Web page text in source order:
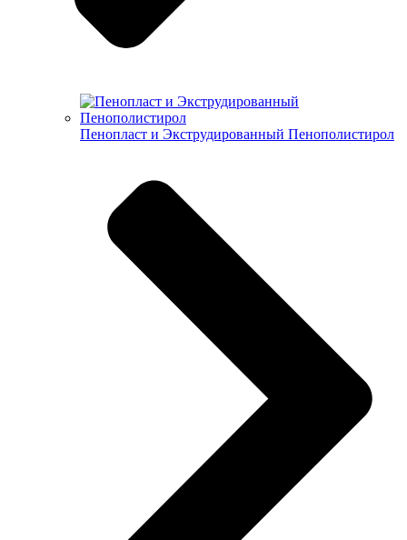
Пенопласт и Экструдированный Пенополистирол